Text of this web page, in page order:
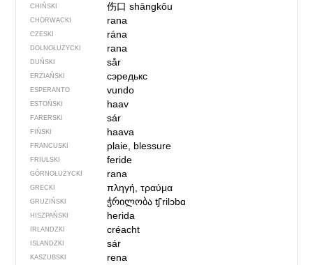
CHIŃSKI 伤口shāngkǒu
CHORWACKI rana
CZESKI rána
DOLNOŁUŻYCKI rana
DUŃSKI sår
ERZIAŃSKI сэредькс
ESPERANTO vundo
ESTOŃSKI haav
FARERSKI sár
FIŃSKI haava
FRANCUSKI plaie, blessure
FRIULSKI feride
GÓRNOŁUŻYCKI rana
GRECKI πληγή, τραύμα
GRUZIŃSKI ჭრილობაtʃʼrilɔbɑ
HISZPAŃSKI herida
IRLANDZKI créacht
ISLANDZKI sár
KASZUBSKI rena